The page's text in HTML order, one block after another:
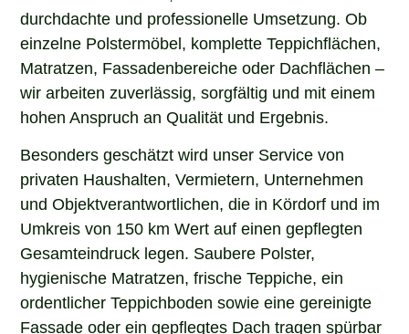
durchdachte und professionelle Umsetzung. Ob
einzelne Polstermöbel, komplette Teppichflächen,
Matratzen, Fassadenbereiche oder Dachflächen –
wir arbeiten zuverlässig, sorgfältig und mit einem
hohen Anspruch an Qualität und Ergebnis.
Besonders geschätzt wird unser Service von
privaten Haushalten, Vermietern, Unternehmen
und Objektverantwortlichen, die in Kördorf und im
Umkreis von 150 km Wert auf einen gepflegten
Gesamteindruck legen. Saubere Polster,
hygienische Matratzen, frische Teppiche, ein
ordentlicher Teppichboden sowie eine gereinigte
Fassade oder ein gepflegtes Dach tragen spürbar